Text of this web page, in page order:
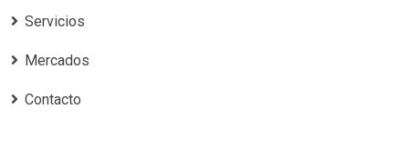
Servicios
Mercados
Contacto